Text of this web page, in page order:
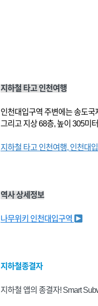
지하철 타고 인천여행
인천대입구역 주변에는 송도
그리고 지상 68층, 높이 305미
지하철 타고 인천여행, 인천대
역사 상세정보
나무위키 인천대입구역
지하철종결자
지하철 앱의 종결자! Smart